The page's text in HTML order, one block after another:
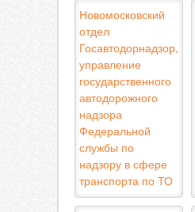
Новомосковский
отдел
Госавтодорнадзор,
управление
государственного
автодорожного
надзора
Федеральной
службы по
надзору в сфере
транспорта по ТО